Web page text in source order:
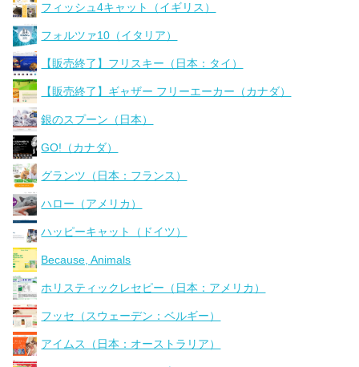
フィッシュ4キャット（イギリス）
フォルツァ10（イタリア）
【販売終了】フリスキー（日本：タイ）
【販売終了】ギャザー フリーエーカー（カナダ）
銀のスプーン（日本）
GO!（カナダ）
グランツ（日本：フランス）
ハロー（アメリカ）
ハッピーキャット（ドイツ）
Because, Animals
ホリスティックレセピー（日本：アメリカ）
フッセ（スウェーデン：ベルギー）
アイムス（日本：オーストラリア）